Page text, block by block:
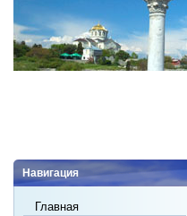
Навигация
Главная